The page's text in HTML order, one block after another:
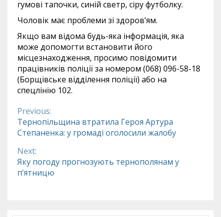
гумові тапочки, синій светр, сіру футболку.
Чоловік має проблеми зі здоров’ям.
Якщо вам відома будь-яка інформація, яка
може допомогти встановити його
місцезнаходження, просимо повідомити
працівників поліції за номером (068) 096-58-18
(Борщівське відділення поліції) або на
спецлінію 102.
Continue
Reading
Previous:
Тернопільщина втратила Героя Артура
Степаненка: у громаді оголосили жалобу
Next:
Яку погоду прогнозують тернополянам у
п’ятницю